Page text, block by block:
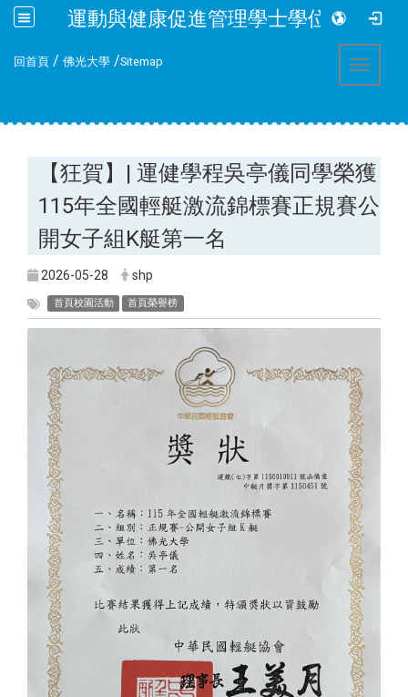
運動與健康促進管理學士學位學程
回首頁 / 佛光大學 /Sitemap Toggle
【狂賀】| 運健學程吳亭儀同學榮獲
115年全國輕艇激流錦標賽正規賽公
開女子組K艇第一名
2026-05-28 shp
首頁校園活動 首頁榮譽榜